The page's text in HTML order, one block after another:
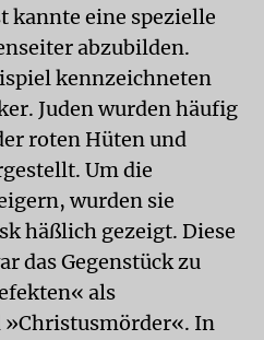
eine spezielle
abzubilden.
kennzeichneten
Juden wurden häufig
roten Hüten und
Um die
wurden sie
häßlich gezeigt. Diese
das Gegenstück zu
als
»Christusmörder«. In